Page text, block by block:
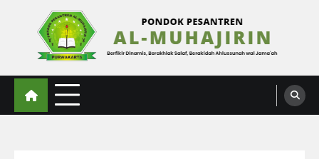
Al-Muhajirin
Berpikir Dinamis – Berakhlak Salaf – Berakidah Ahlussunah wal Jamaah